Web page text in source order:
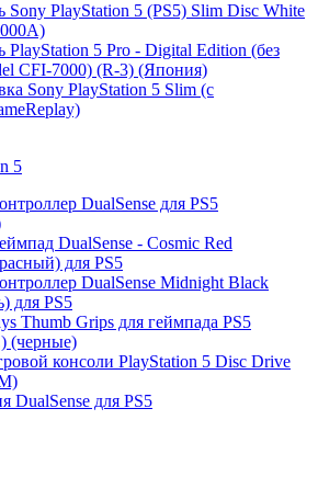
Sony PlayStation 5 (PS5) Slim Disc White
PlayStation 5 Pro - Digital Edition (без
CFI-7000) (R-3) (Япония)
Sony PlayStation 5 Slim (с
5
DualSense для PS5
DualSense - Cosmic Red
для PS5
DualSense Midnight Black
для PS5
Thumb Grips для геймпада PS5
(черные)
консоли PlayStation 5 Disc Drive
DualSense для PS5